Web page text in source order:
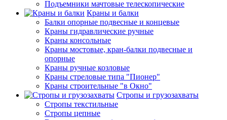
Подъемники мачтовые телескопические
Краны и балки
Балки опорные подвесные и концевые
Краны гидравлические ручные
Краны консольные
Краны мостовые, кран-балки подвесные и
опорные
Краны ручные козловые
Краны стреловые типа "Пионер"
Краны строительные "в Окно"
Стропы и грузозахваты
Стропы текстильные
Стропы цепные